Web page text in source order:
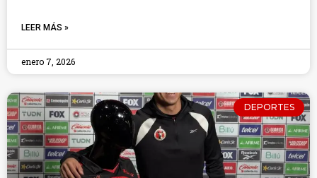
LEER MÁS »
enero 7, 2026
DEPORTES